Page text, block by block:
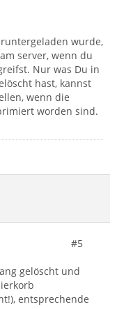
wurde,
server, wenn du
Nur was Du in
hast, kannst
wenn die
worden sind.
#5
gelöscht und
entsprechende